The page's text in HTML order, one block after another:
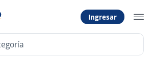
Ingresar